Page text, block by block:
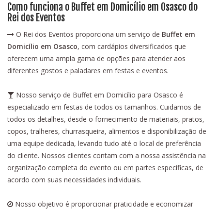
Como funciona o Buffet em Domicílio em Osasco do
Rei dos Eventos
O Rei dos Eventos proporciona um serviço de Buffet em
Domicílio em Osasco, com cardápios diversificados que
oferecem uma ampla gama de opções para atender aos
diferentes gostos e paladares em festas e eventos.
Nosso serviço de Buffet em Domicílio para Osasco é
especializado em festas de todos os tamanhos. Cuidamos de
todos os detalhes, desde o fornecimento de materiais, pratos,
copos, tralheres, churrasqueira, alimentos e disponibilização de
uma equipe dedicada, levando tudo até o local de preferência
do cliente. Nossos clientes contam com a nossa assistência na
organização completa do evento ou em partes específicas, de
acordo com suas necessidades individuais.
Nosso objetivo é proporcionar praticidade e economizar